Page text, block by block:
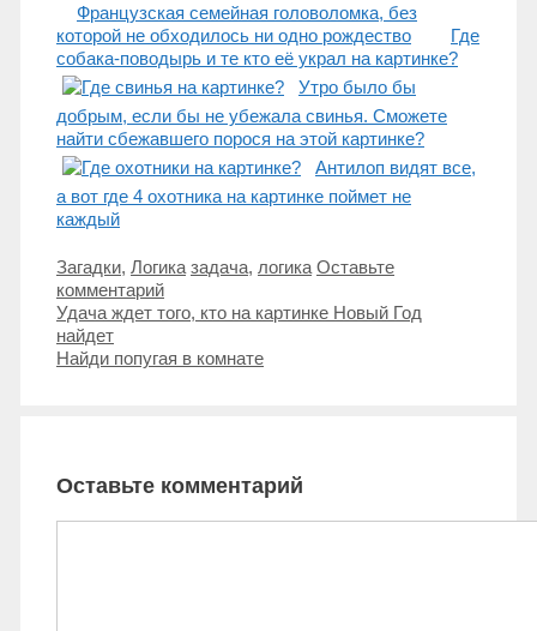
Французская семейная головоломка, без
которой не обходилось ни одно рождество
Где
собака-поводырь и те кто её украл на картинке?
Утро было бы
добрым, если бы не убежала свинья. Сможете
найти сбежавшего порося на этой картинке?
Антилоп видят все,
а вот где 4 охотника на картинке поймет не
каждый
Рубрики
Загадки, Логика Метки
задача, логика Оставьте
комментарий
Навигация
записи
Удача ждет того, кто на картинке Новый Год
найдет
Найди попугая в комнате
Оставьте комментарий